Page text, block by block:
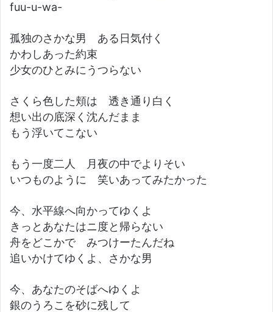
fuu-u-wa-
孤独のさかな男 ある日気付く
かわしあった約束
少女のひとみにうつらない
さくら色した頬は 透き通り白く
想い出の底深く沈んだまま
もう浮いてこない
もう一度二人 月夜の中でよりそい
いつものように 笑いあってみたかった
今、水平線へ向かってゆくよ
きっとあなたはニ度と帰らない
舟をどこかで みつけーたんだね
追いかけてゆくよ、さかな男
今、あなたのそばへゆくよ
銀のうろこを砂に残して